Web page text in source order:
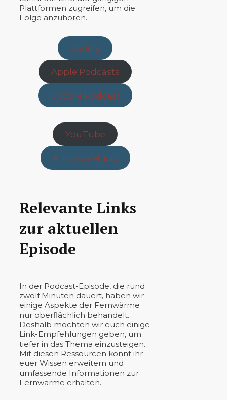
Plattformen zugreifen, um die
Folge anzuhören.
Spotify
Apple Podcasts
Google Podcast
YouTube
Amazon Music
Relevante Links
zur aktuellen
Episode
In der Podcast-Episode, die rund
zwölf Minuten dauert, haben wir
einige Aspekte der Fernwärme
nur oberflächlich behandelt.
Deshalb möchten wir euch einige
Link-Empfehlungen geben, um
tiefer in das Thema einzusteigen.
Mit diesen Ressourcen könnt ihr
euer Wissen erweitern und
umfassende Informationen zur
Fernwärme erhalten.